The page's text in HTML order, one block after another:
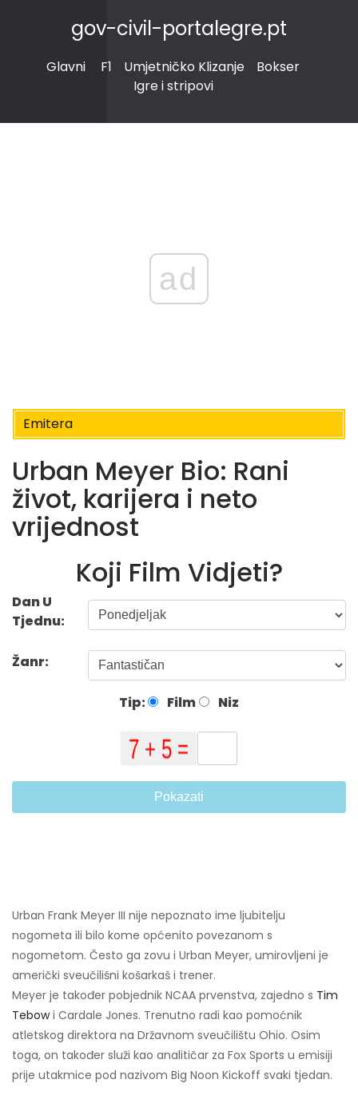
gov-civil-portalegre.pt
Glavni F1 Umjetničko Klizanje
Bokser
Igre i stripovi
ad
Emitera
Urban Meyer Bio: Rani
život, karijera i neto
vrijednost
Koji Film Vidjeti?
Dan U
Tjednu:
Žanr:
Tip: Film Niz
Pokazati
Urban Frank Meyer III nije nepoznato ime ljubitelju
nogometa ili bilo kome općenito povezanom s
nogometom. Često ga zovu i Urban Meyer, umirovljeni je
američki sveučilišni košarkaš i trener.
Meyer je također pobjednik NCAA prvenstva, zajedno s Tim
Tebowi Cardale Jones. Trenutno radi kao pomoćnik
atletskog direktora na Državnom sveučilištu Ohio. Osim
toga, on također služi kao analitičar za Fox Sports u emisiji
prije utakmice pod nazivom Big Noon Kickoff svaki tjedan.